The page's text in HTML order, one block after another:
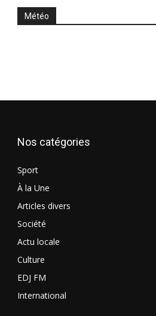
Météo
Nos catégories
Sport
À la Une
Articles divers
Société
Actu locale
Culture
EDJ FM
International